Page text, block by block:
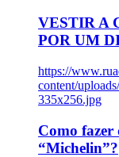
VESTIR A
POR UM
https://
content/
335x256.jpg
Como fazer
“Michelin”?